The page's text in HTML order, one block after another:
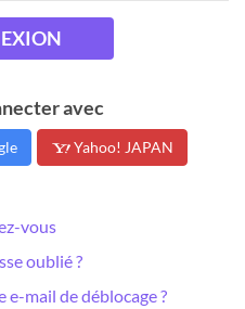
avec
Yahoo! JAPAN
vous
oublié ?
e-mail de déblocage ?